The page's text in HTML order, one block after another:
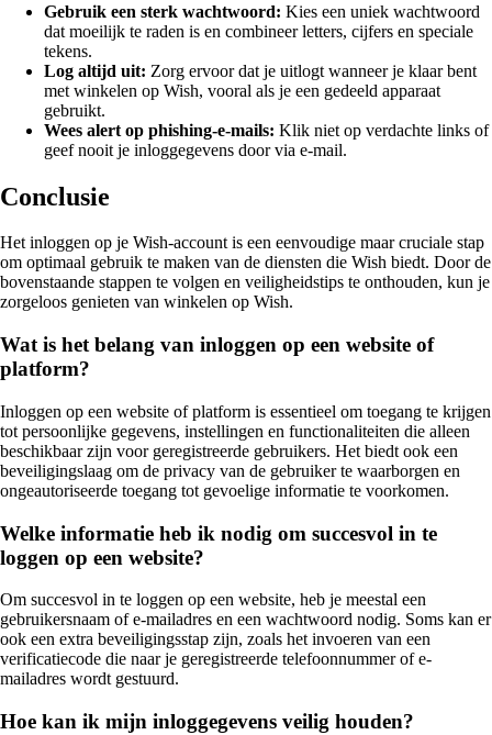
Gebruik een sterk wachtwoord: Kies een uniek wachtwoord
dat moeilijk te raden is en combineer letters, cijfers en speciale
tekens.
Log altijd uit: Zorg ervoor dat je uitlogt wanneer je klaar bent
met winkelen op Wish, vooral als je een gedeeld apparaat
gebruikt.
Wees alert op phishing-e-mails: Klik niet op verdachte links of
geef nooit je inloggegevens door via e-mail.
Conclusie
Het inloggen op je Wish-account is een eenvoudige maar cruciale stap
om optimaal gebruik te maken van de diensten die Wish biedt. Door de
bovenstaande stappen te volgen en veiligheidstips te onthouden, kun je
zorgeloos genieten van winkelen op Wish.
Wat is het belang van inloggen op een website of
platform?
Inloggen op een website of platform is essentieel om toegang te krijgen
tot persoonlijke gegevens, instellingen en functionaliteiten die alleen
beschikbaar zijn voor geregistreerde gebruikers. Het biedt ook een
beveiligingslaag om de privacy van de gebruiker te waarborgen en
ongeautoriseerde toegang tot gevoelige informatie te voorkomen.
Welke informatie heb ik nodig om succesvol in te
loggen op een website?
Om succesvol in te loggen op een website, heb je meestal een
gebruikersnaam of e-mailadres en een wachtwoord nodig. Soms kan er
ook een extra beveiligingsstap zijn, zoals het invoeren van een
verificatiecode die naar je geregistreerde telefoonnummer of e-
mailadres wordt gestuurd.
Hoe kan ik mijn inloggegevens veilig houden?